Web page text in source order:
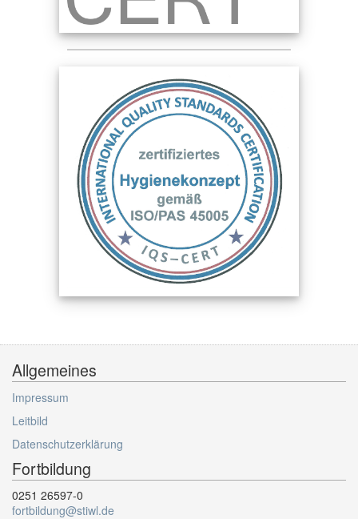
Allgemeines
Impressum
Leitbild
Datenschutzerklärung
Fortbildung
0251 26597-0
fortbildung@stiwl.de